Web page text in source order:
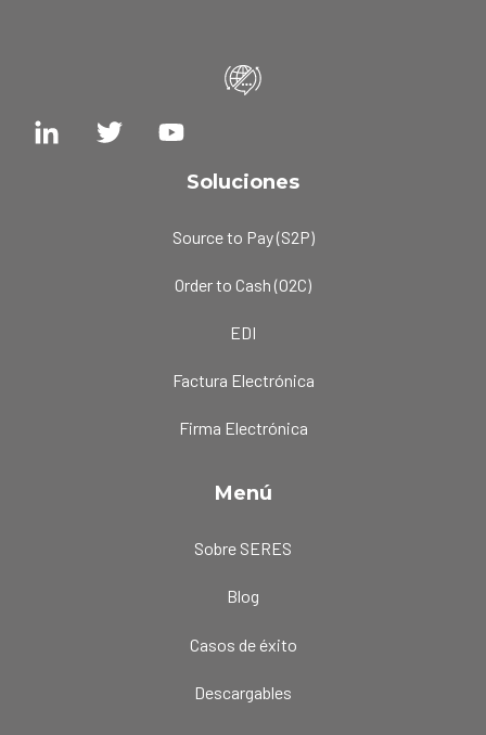
Soluciones
Source to Pay (S2P)
Order to Cash (O2C)
EDI
Factura Electrónica
Firma Electrónica
Menú
Sobre SERES
Blog
Casos de éxito
Descargables